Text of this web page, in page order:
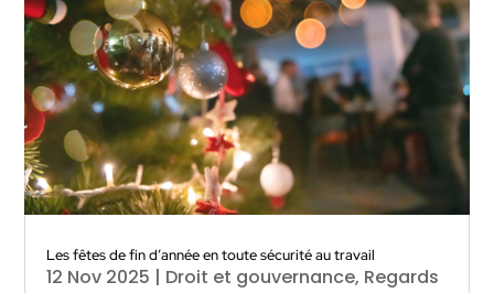
Les fêtes de fin d’année en toute sécurité au travail
12 Nov 2025 | Droit et gouvernance, Regards